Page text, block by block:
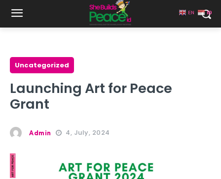
Uncategorized
Launching Art for Peace
Grant
Admin 4, July, 2024
EN ID